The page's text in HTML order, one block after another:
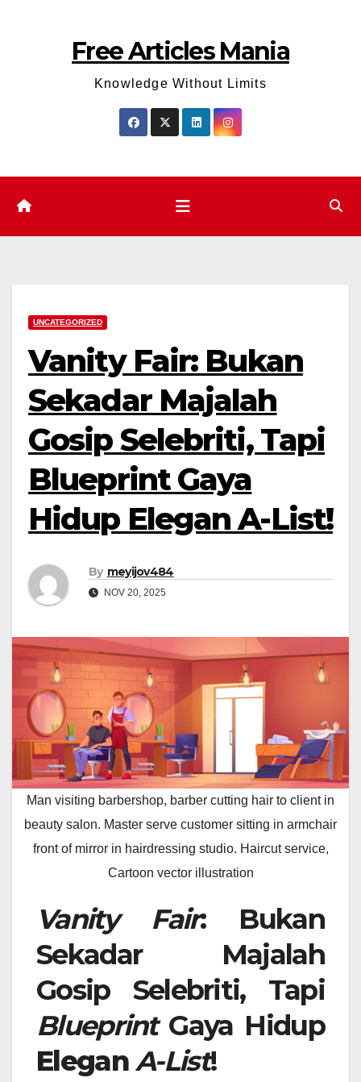
Free Articles Mania
Knowledge Without Limits
UNCATEGORIZED
Vanity Fair: Bukan
Sekadar Majalah
Gosip Selebriti, Tapi
Blueprint Gaya
Hidup Elegan A-List!
By meyijov484
NOV 20, 2025
Man visiting barbershop, barber cutting hair to client in
beauty salon. Master serve customer sitting in armchair
front of mirror in hairdressing studio. Haircut service,
Cartoon vector illustration
Vanity Fair: Bukan
Sekadar Majalah
Gosip Selebriti, Tapi
BlueprintGaya Hidup
EleganA-List!